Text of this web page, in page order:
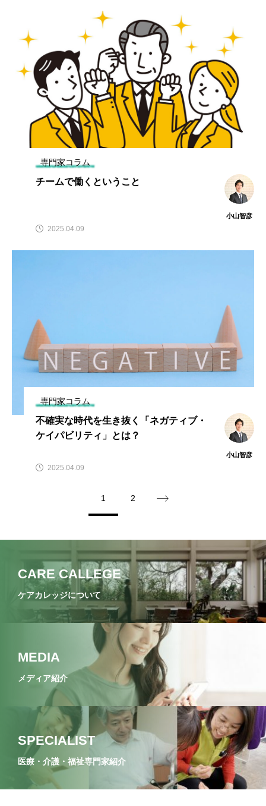
専門家コラム
チームで働くということ
小山智彦
2025.04.09
専門家コラム
不確実な時代を生き抜く「ネガティブ・
ケイパビリティ」とは？
小山智彦
2025.04.09
1 2
CARE CALLEGE
ケアカレッジについて
MEDIA
メディア紹介
SPECIALIST
医療・介護・福祉専門家紹介